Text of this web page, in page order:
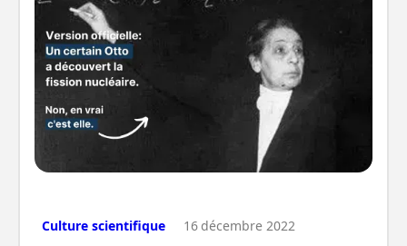
Culture scientifique 16 décembre 2022